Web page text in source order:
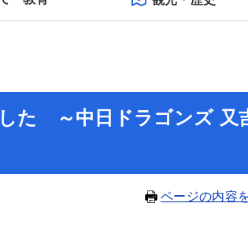
た ～中日ドラゴンズ 又
ページの内容